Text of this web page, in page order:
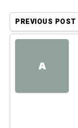
PREVIOUS POST
A